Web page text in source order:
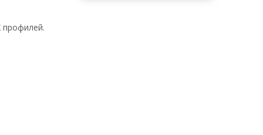
профилей.